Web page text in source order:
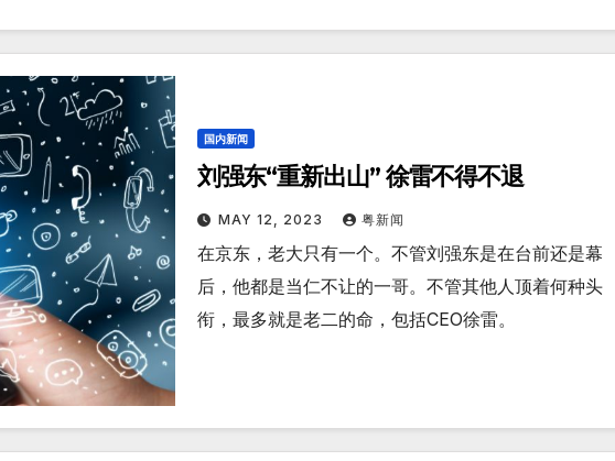
国内新闻
刘强东“重新出山” 徐雷不得不退
MAY 12, 2023 粤新闻
在京东，老大只有一个。不管刘强东是在台前还是幕
后，他都是当仁不让的一哥。不管其他人顶着何种头
衔，最多就是老二的命，包括CEO徐雷。